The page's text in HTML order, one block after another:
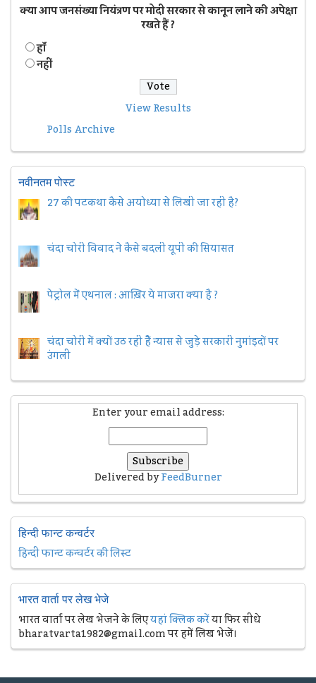
क्या आप जनसंख्या नियंत्रण पर मोदी सरकार से कानून लाने की अपेक्षा
रखते हैं ?
हॉं
नहीं
View Results
Polls Archive
नवीनतम पोस्ट
27 की पटकथा कैसे अयोध्या से लिखी जा रही है?
चंदा चोरी विवाद ने कैसे बदली यूपी की सियासत
पेट्रोल में एथनाल : आख़िर ये माजरा क्या है ?
चंदा चोरी में क्यों उठ रही हैैं न्यास से जुड़े सरकारी नुमांइदों पर
उंगली
Enter your email address:
Delivered byFeedBurner
हिन्दी फान्ट कन्वर्टर
हिन्दी फान्ट कन्वर्टर की लिस्ट
भारत वार्ता पर लेख भेजे
भारत वार्ता पर लेख भेजने के लिएयहां क्लिक करेंया फिर सीधे
bharatvarta1982@gmail.com पर हमें लिख भेजें।